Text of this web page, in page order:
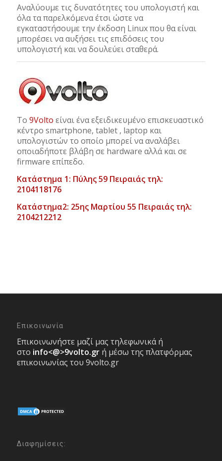
Αναλύουμε τις δυνατότητες του υπολογιστή και
όλα τα παρελκόμενα έτσι ώστε να
εγκαταστήσουμε την έκδοση Linux που θα είναι
μπορέσει να αυξήσει τις επιδόσεις του
υπολογιστή και να δουλεύει σταθερά.
Το 9Volto είναι ένα εξειδικευμένο επισκευαστικό
κέντρο smartphone, tablet , laptop και
υπολογιστών το οποίο μπορεί να αναλάβει
οποιαδήποτε βλάβη σε hardware αλλά και σε
firmware επίπεδο.
Κατάστημα 1: Πύλης 59 Πειραιάς τηλ:
2104118176
Κατάστημα2: 25ης Μαρτίου 55 Πειραιάς τηλ:
2104212212
Επικοινωνία
Επικοινωνήστε μαζί μας τηλεφωνικά ή
στο info<@>9volto.gr ή μέσω της πλατφόρμας
επικοινωνίας του 9volto.gr
Διαφημίσεις: